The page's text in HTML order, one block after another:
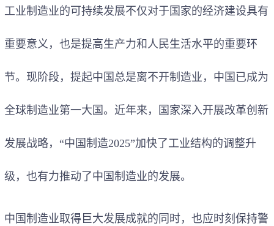
工业制造业的可持续发展不仅对于国家的经济建设具有
重要意义，也是提高生产力和人民生活水平的重要环
节。现阶段，提起中国总是离不开制造业，中国已成为
全球制造业第一大国。近年来，国家深入开展改革创新
发展战略， “中国制造2025”加快了工业结构的调整升
级，也有力推动了中国制造业的发展。
中国制造业取得巨大发展成就的同时，也应时刻保持警